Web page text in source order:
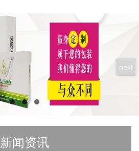
next
新闻资讯